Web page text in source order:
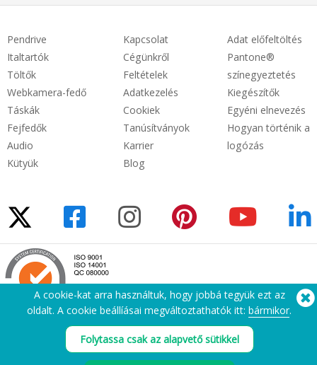
Pendrive
Italtartók
Töltők
Webkamera-fedő
Táskák
Fejfedők
Audio
Kütyük
Kapcsolat
Cégünkről
Feltételek
Adatkezelés
Cookiek
Tanúsítványok
Karrier
Blog
Adat előfeltöltés
Pantone®
színegyeztetés
Kiegészítők
Egyéni elnevezés
Hogyan történik a
logózás
Segítségre van szüksége? Tel:(650) 938-3500 (US)
Copyright © 2026 Flashbay
A cookie-kat arra használtuk, hogy jobbá tegyük ezt az
oldalt. A cookie beállíásai megváltoztathatók itt: bármikor.
Folytassa csak az alapvető sütikkel